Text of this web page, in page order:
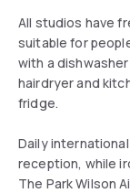
All studios have
suitable for
with a
hairdryer and
fridge.
Daily
reception, while
The Park Wilson